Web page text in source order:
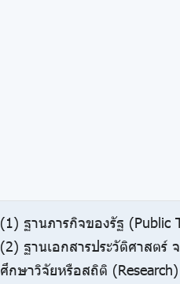
(1) ฐานภารกิจของรัฐ (Public
(2) ฐานเอกสารประวัติศาสตร์
ศึกษาวิจัยหรือสถิติ (Research)